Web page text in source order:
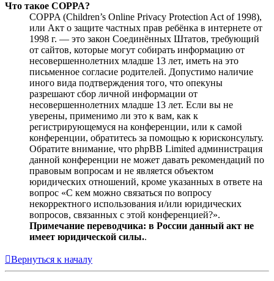
Что такое COPPA?
COPPA (Children’s Online Privacy Protection Act of 1998),
или Акт о защите частных прав ребёнка в интернете от
1998 г. — это закон Соединённых Штатов, требующий
от сайтов, которые могут собирать информацию от
несовершеннолетних младше 13 лет, иметь на это
письменное согласие родителей. Допустимо наличие
иного вида подтверждения того, что опекуны
разрешают сбор личной информации от
несовершеннолетних младше 13 лет. Если вы не
уверены, применимо ли это к вам, как к
регистрирующемуся на конференции, или к самой
конференции, обратитесь за помощью к юрисконсульту.
Обратите внимание, что phpBB Limited администрация
данной конференции не может давать рекомендаций по
правовым вопросам и не является объектом
юридических отношений, кроме указанных в ответе на
вопрос «С кем можно связаться по вопросу
некорректного использования и/или юридических
вопросов, связанных с этой конференцией?».
Примечание переводчика: в России данный акт не
имеет юридической силы..
Вернуться к началу